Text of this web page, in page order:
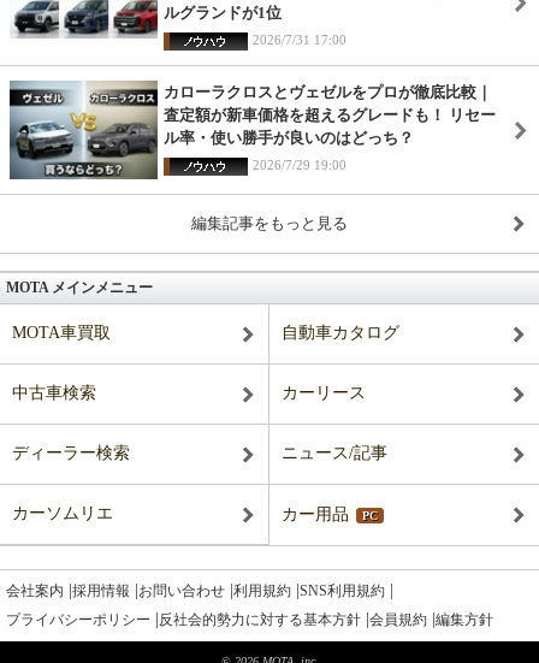
ルグランドが1位
2026/7/31 17:00
カローラクロスとヴェゼルをプロが徹底比較｜
査定額が新車価格を超えるグレードも！ リセー
ル率・使い勝手が良いのはどっち？
2026/7/29 19:00
編集記事をもっと見る
MOTA メインメニュー
MOTA車買取 自動車カタログ
中古車検索 カーリース
ディーラー検索 ニュース/記事
カーソムリエ カー用品 PC
会社案内 採用情報 お問い合わせ 利用規約 SNS利用規約
プライバシーポリシー 反社会的勢力に対する基本方針 会員規約 編集方針